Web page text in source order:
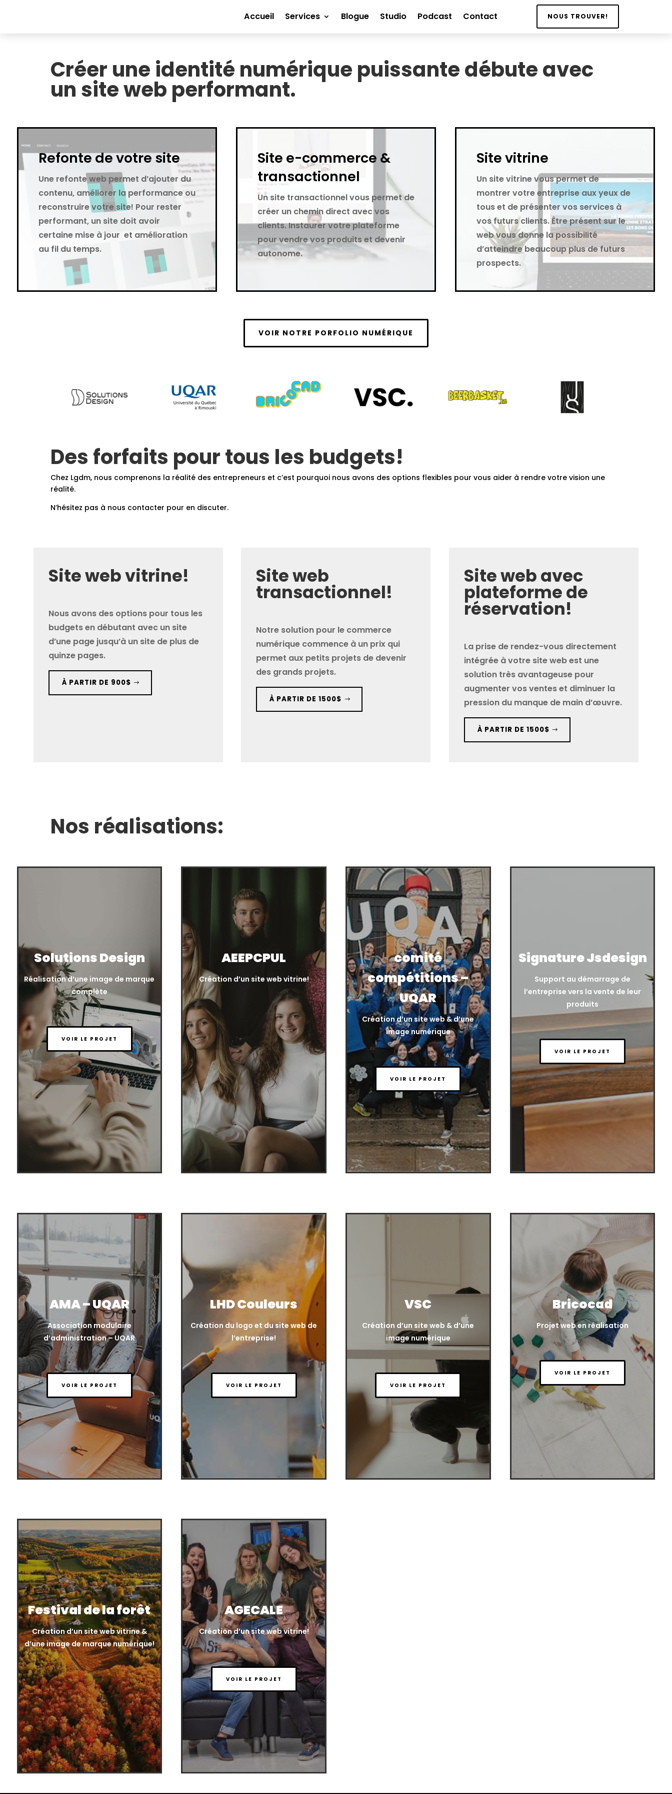
Accueil Services Blogue Studio Podcast Contact NOUS TROUVER!
Créer une identité numérique puissante débute avec
un site web performant.
Refonte de votre site
Une refonte web permet d’ajouter du
contenu, améliorer la performance ou
reconstruire votre site! Pour rester
performant, un site doit avoir
certaine mise à jour et amélioration
au fil du temps.
Site e-commerce &
transactionnel
Un site transactionnel vous permet de
créer un chemin direct avec vos
clients. Instaurer votre plateforme
pour vendre vos produits et devenir
autonome.
Site vitrine
Un site vitrine vous permet de
montrer votre entreprise aux yeux de
tous et de présenter vos services à
vos futurs clients. Être présent sur le
web vous donne la possibilité
d’atteindre beaucoup plus de futurs
prospects.
VOIR NOTRE PORFOLIO NUMÉRIQUE
Des forfaits pour tous les budgets!
Chez Lgdm, nous comprenons la réalité des entrepreneurs et c’est pourquoi nous avons des options flexibles pour vous aider à rendre votre vision une
réalité.
N’hésitez pas à nous contacter pour en discuter.
Site web vitrine!
Nous avons des options pour tous les
budgets en débutant avec un site
d’une page jusqu’à un site de plus de
quinze pages.
À PARTIR DE 900$
Site web
transactionnel!
Notre solution pour le commerce
numérique commence à un prix qui
permet aux petits projets de devenir
des grands projets.
À PARTIR DE 1500$
Site web avec
plateforme de
réservation!
La prise de rendez-vous directement
intégrée à votre site web est une
solution très avantageuse pour
augmenter vos ventes et diminuer la
pression du manque de main d’œuvre.
À PARTIR DE 1500$
Nos réalisations:
Solutions Design
Réalisation d’une image de marque
complète
VOIR LE PROJET
AEEPCPUL
Création d’un site web vitrine!
comité
compétitions –
UQAR
Création d’un site web & d’une
image numérique
VOIR LE PROJET
Signature Jsdesign
Support au démarrage de
l’entreprise vers la vente de leur
produits
VOIR LE PROJET
AMA – UQAR
Association modulaire
d’administration – UQAR
VOIR LE PROJET
LHD Couleurs
Création du logo et du site web de
l’entreprise!
VOIR LE PROJET
VSC
Création d’un site web & d’une
image numérique
VOIR LE PROJET
Bricocad
Projet web en réalisation
VOIR LE PROJET
Festival de la forêt
Création d’un site web vitrine &
d’une image de marque numérique!
AGECALE
Création d’un site web vitrine!
VOIR LE PROJET